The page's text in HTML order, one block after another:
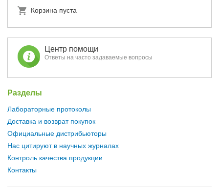
Корзина пуста
Центр помощи
Ответы на часто задаваемые вопросы
Разделы
Лабораторные протоколы
Доставка и возврат покупок
Официальные дистрибьюторы
Нас цитируют в научных журналах
Контроль качества продукции
Контакты